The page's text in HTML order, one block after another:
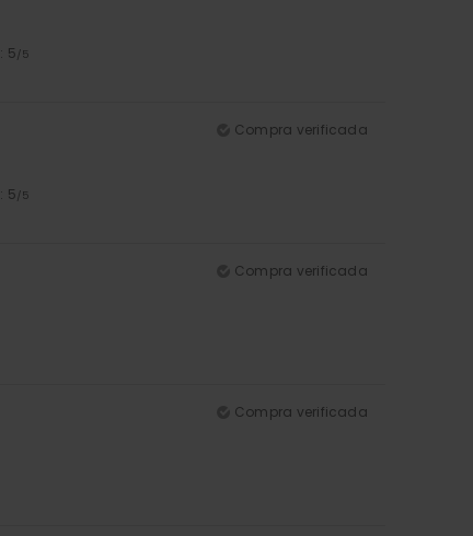
: 5/5
Compra verificada
: 5/5
Compra verificada
Compra verificada